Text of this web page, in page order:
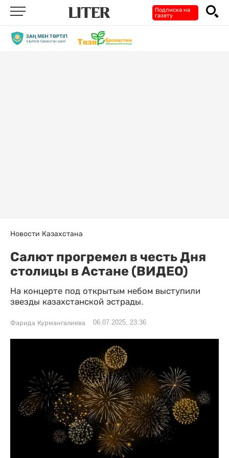
Подписка на
газету
Новости Казахстана
Салют прогремел в честь Дня
столицы в Астане (ВИДЕО)
На концерте под открытым небом выступили
звезды казахстанской эстрады.
Фарида Курмангалиева 06.07.2025, 23:36